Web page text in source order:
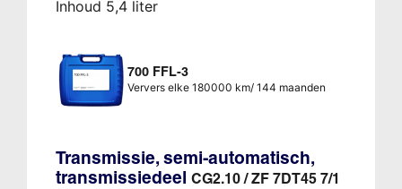
Inhoud 5,4 liter
700 FFL-3
Ververs elke 180000 km/ 144 maanden
Transmissie, semi-automatisch,
transmissiedeel CG2.10 / ZF 7DT45 7/1